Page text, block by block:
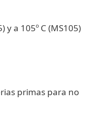
y a 105º C (MS105)
primas para no